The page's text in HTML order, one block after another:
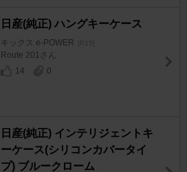
日産(純正) ハングキーケース
キックス e-POWER [P15]
Route 201さん
14
0
日産(純正) インテリジェントキ
ーケース(シリコンカバータイ
プ) ブルークローム